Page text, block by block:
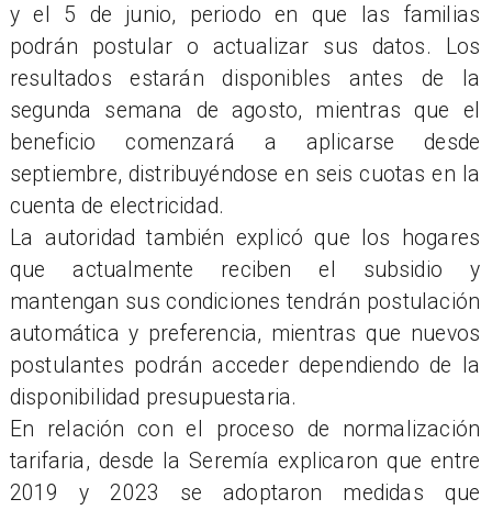
y el 5 de junio, periodo en que las familias
podrán postular o actualizar sus datos. Los
resultados estarán disponibles antes de la
segunda semana de agosto, mientras que el
beneficio comenzará a aplicarse desde
septiembre, distribuyéndose en seis cuotas en la
cuenta de electricidad.
La autoridad también explicó que los hogares
que actualmente reciben el subsidio y
mantengan sus condiciones tendrán postulación
automática y preferencia, mientras que nuevos
postulantes podrán acceder dependiendo de la
disponibilidad presupuestaria.
En relación con el proceso de normalización
tarifaria, desde la Seremía explicaron que entre
2019 y 2023 se adoptaron medidas que